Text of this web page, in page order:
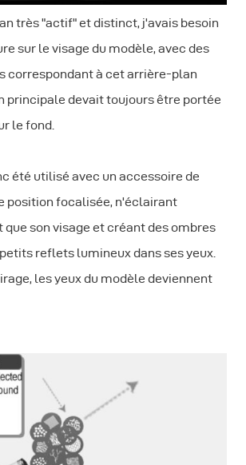
très "actif" et distinct, j'avais besoin
sur le visage du modèle, avec des
correspondant à cet arrière-plan
principale devait toujours être portée
le fond.
été utilisé avec un accessoire de
position focalisée, n'éclairant
son visage et créant des ombres
reflets lumineux dans ses yeux.
les yeux du modèle deviennent